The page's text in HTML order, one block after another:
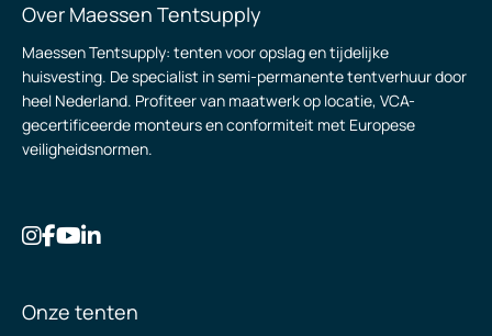
Over Maessen Tentsupply
Maessen Tentsupply: tenten voor opslag en tijdelijke
huisvesting. De specialist in semi-permanente tentverhuur door
heel Nederland. Profiteer van maatwerk op locatie, VCA-
gecertificeerde monteurs en conformiteit met Europese
veiligheidsnormen.
Onze tenten